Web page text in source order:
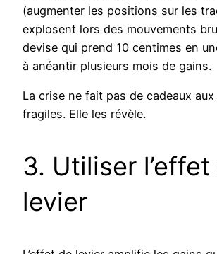
(augmenter les positions sur les
explosent lors des mouvements
devise qui prend 10 centimes en
à anéantir plusieurs mois de gains.
La crise ne fait pas de cadeaux
fragiles. Elle les révèle.
3. Utiliser l’effet
levier